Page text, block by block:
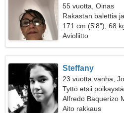
55 vuotta, Oinas
Rakastan balettia
171 cm (5'8"), 68
Avioliitto
Steffany
23 vuotta vanha,
Tyttö etsii
Alfredo Baquerizo
Aito rakkaus